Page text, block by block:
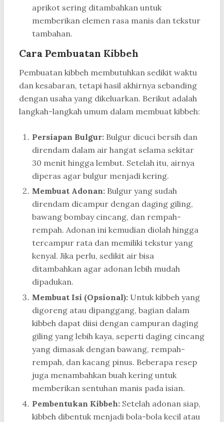
aprikot sering ditambahkan untuk
memberikan elemen rasa manis dan tekstur
tambahan.
Cara Pembuatan Kibbeh
Pembuatan kibbeh membutuhkan sedikit waktu
dan kesabaran, tetapi hasil akhirnya sebanding
dengan usaha yang dikeluarkan. Berikut adalah
langkah-langkah umum dalam membuat kibbeh:
Persiapan Bulgur: Bulgur dicuci bersih dan
direndam dalam air hangat selama sekitar
30 menit hingga lembut. Setelah itu, airnya
diperas agar bulgur menjadi kering.
Membuat Adonan: Bulgur yang sudah
direndam dicampur dengan daging giling,
bawang bombay cincang, dan rempah-
rempah. Adonan ini kemudian diolah hingga
tercampur rata dan memiliki tekstur yang
kenyal. Jika perlu, sedikit air bisa
ditambahkan agar adonan lebih mudah
dipadukan.
Membuat Isi (Opsional): Untuk kibbeh yang
digoreng atau dipanggang, bagian dalam
kibbeh dapat diisi dengan campuran daging
giling yang lebih kaya, seperti daging cincang
yang dimasak dengan bawang, rempah-
rempah, dan kacang pinus. Beberapa resep
juga menambahkan buah kering untuk
memberikan sentuhan manis pada isian.
Pembentukan Kibbeh: Setelah adonan siap,
kibbeh dibentuk menjadi bola-bola kecil atau